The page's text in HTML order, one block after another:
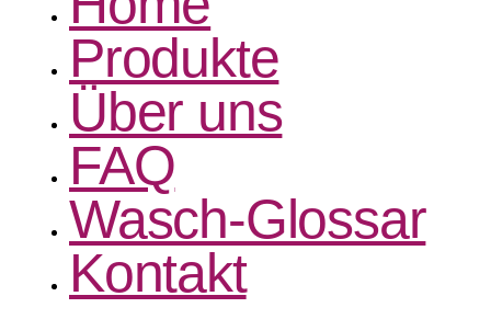
Produkte
Über uns
FAQ
Wasch-Glossar
Kontakt